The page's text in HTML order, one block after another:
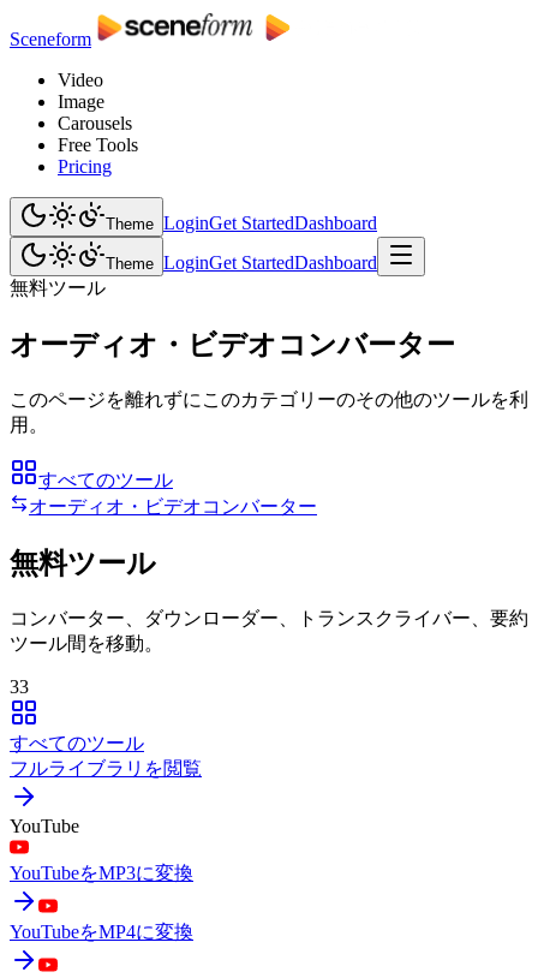
Sceneform
Video
Image
Carousels
Free Tools
Pricing
Theme LoginGet StartedDashboard
Theme LoginGet StartedDashboard
無料ツール
オーディオ・ビデオコンバーター
このページを離れずにこのカテゴリーのその他のツールを利
用。
すべてのツール
オーディオ・ビデオコンバーター
無料ツール
コンバーター、ダウンローダー、トランスクライバー、要約
ツール間を移動。
33
すべてのツール
フルライブラリを閲覧
YouTube
YouTubeをMP3に変換
YouTubeをMP4に変換